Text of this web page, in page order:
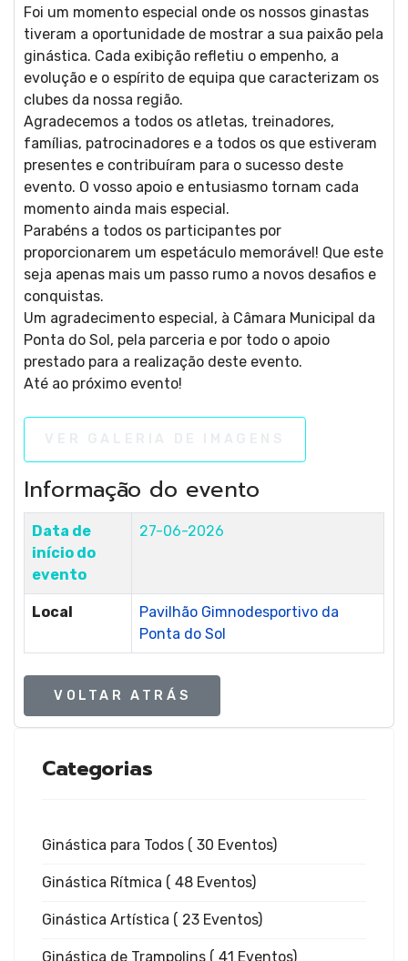
de
Foi um momento especial onde os nossos ginastas
tiveram a oportunidade de mostrar a sua paixão pela
ginástica. Cada exibição refletiu o empenho, a
evolução e o espírito de equipa que caracterizam os
clubes da nossa região.
Agradecemos a todos os atletas, treinadores,
famílias, patrocinadores e a todos os que estiveram
presentes e contribuíram para o sucesso deste
evento. O vosso apoio e entusiasmo tornam cada
momento ainda mais especial.
Parabéns a todos os participantes por
proporcionarem um espetáculo memorável! Que este
seja apenas mais um passo rumo a novos desafios e
conquistas.
Um agradecimento especial, à Câmara Municipal da
Ponta do Sol, pela parceria e por todo o apoio
prestado para a realização deste evento.
Até ao próximo evento!
Informação do evento
Data de
início do
evento
27-06-2026
Local
Pavilhão Gimnodesportivo da
Ponta do Sol
VOLTAR ATRÁS
Categorias
Ginástica para Todos ( 30 Eventos)
Ginástica Rítmica ( 48 Eventos)
Ginástica Artística ( 23 Eventos)
Ginástica de Trampolins ( 41 Eventos)